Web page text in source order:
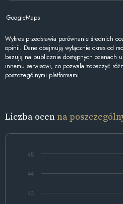
GoogleMaps
Wykres przedstawia porównanie średnich
opinii. Dane obejmują wyłącznie okres od
bazują na publicznie dostępnych ocenach
innemu serwisowi, co pozwala zobaczyć
poszczególnymi platformami.
Liczba ocenna
43
44
45